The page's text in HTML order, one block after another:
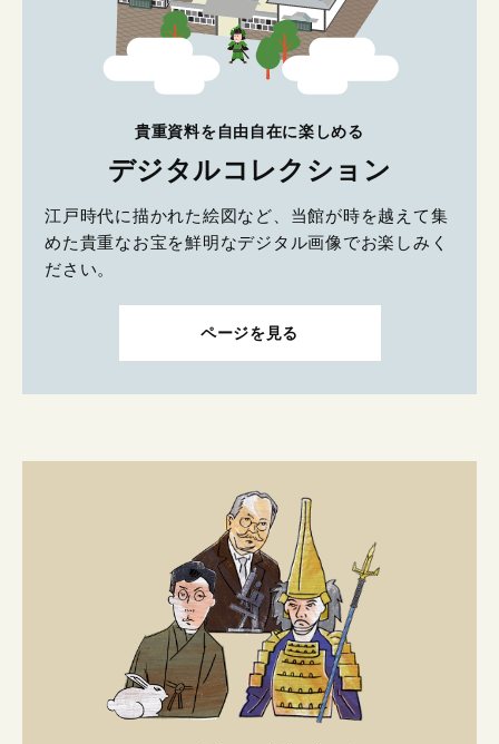
貴重資料を自由自在に楽しめる
デジタルコレクション
江戸時代に描かれた絵図など、当館が時を越えて集
めた貴重なお宝を鮮明なデジタル画像でお楽しみく
ださい。
ページを見る